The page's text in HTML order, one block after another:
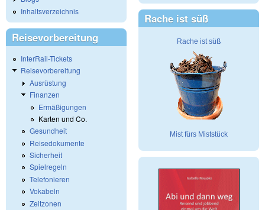
Inhaltsverzeichnis
Reisevorbereitung
InterRail-Tickets
Reisevorbereitung
Ausrüstung
Finanzen
Ermäßigungen
Karten und Co.
Gesundheit
Reisedokumente
Sicherheit
Spielregeln
Telefonieren
Vokabeln
Zeitzonen
Rache ist süß
Rache ist süß
Mist fürs Miststück